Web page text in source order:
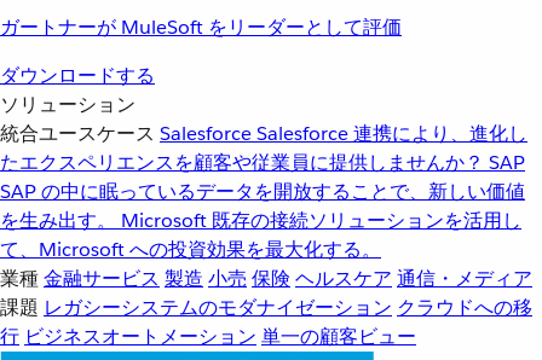
ガートナーが MuleSoft をリーダーとして評価
ダウンロードする
ソリューション
統合ユースケース SalesforceSalesforce 連携により、進化し
たエクスペリエンスを顧客や従業員に提供しませんか？ SAP
SAP の中に眠っているデータを開放することで、新しい価値
を生み出す。
Microsoft 既存の接続ソリューションを活用し
て、Microsoft への投資効果を最大化する。
業種金融サービス 製造 小売 保険 ヘルスケア 通信・メディア
課題 レガシーシステムのモダナイゼーション クラウドへの移
行 ビジネスオートメーション 単一の顧客ビュー